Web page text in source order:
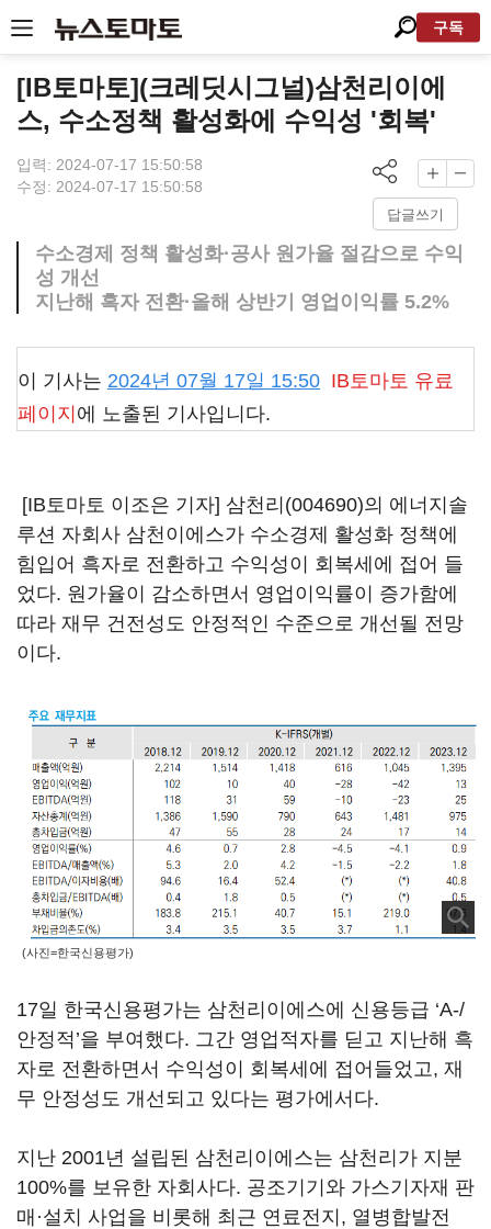
구독
[IB토마토](크레딧시그널)삼천리이에
스, 수소정책 활성화에 수익성 '회복'
입력: 2024-07-17 15:50:58
수정: 2024-07-17 15:50:58
답글쓰기
수소경제 정책 활성화·공사 원가율 절감으로 수익
성 개선
지난해 흑자 전환·올해 상반기 영업이익률 5.2%
이 기사는 2024년 07월 17일 15:50 IB토마토 유료
페이지 에 노출된 기사입니다.
[IB토마토 이조은 기자] 삼천리(004690)의 에너지솔
루션 자회사 삼천이에스가 수소경제 활성화 정책에
힘입어 흑자로 전환하고 수익성이 회복세에 접어 들
었다. 원가율이 감소하면서 영업이익률이 증가함에
따라 재무 건전성도 안정적인 수준으로 개선될 전망
이다.
(사진=한국신용평가)
17일 한국신용평가는 삼천리이에스에 신용등급 ‘A-/
안정적’을 부여했다. 그간 영업적자를 딛고 지난해 흑
자로 전환하면서 수익성이 회복세에 접어들었고, 재
무 안정성도 개선되고 있다는 평가에서다.
지난 2001년 설립된 삼천리이에스는 삼천리가 지분
100%를 보유한 자회사다. 공조기기와 가스기자재 판
매·설치 사업을 비롯해 최근 연료전지, 열병합발전